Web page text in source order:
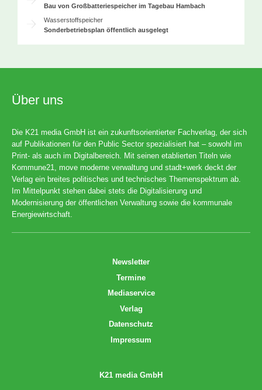
Bau von Großbatteriespeicher im Tagebau Hambach
Wasserstoffspeicher
Sonderbetriebsplan öffentlich ausgelegt
Über uns
Die K21 media GmbH ist ein zukunftsorientierter Fachverlag, der sich
auf Publikationen für den Public Sector spezialisiert hat – sowohl im
Print- als auch im Digitalbereich. Mit seinen etablierten Titeln wie
Kommune21, move moderne verwaltung und stadt+werk deckt der
Verlag ein breites politisches und technisches Themenspektrum ab.
Im Mittelpunkt stehen dabei stets die Digitalisierung und
Modernisierung der öffentlichen Verwaltung sowie die kommunale
Energiewirtschaft.
Newsletter
Termine
Mediaservice
Verlag
Datenschutz
Impressum
K21 media GmbH